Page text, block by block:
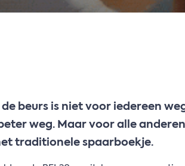
beurs is niet voor iedereen
weg. Maar voor alle
traditionele spaarboekje.